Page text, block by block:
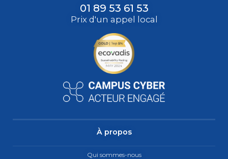
01 89 53 61 53
Prix d'un appel local
À propos
Qui sommes-nous